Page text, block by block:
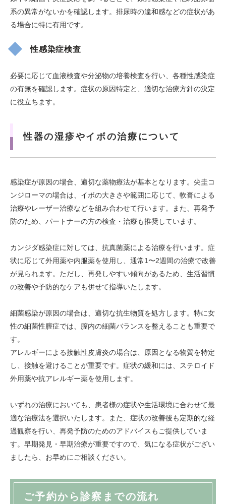
系の異常がないかを確認します。排尿時の違和感などの症状があ
る場合に特に有用です。
性感染症検査
必要に応じて血液検査や分泌物の培養検査を行い、各種性感染症
の有無を確認します。症状の原因特定と、適切な治療方針の決定
に役立ちます。
性器の湿疹やイボの治療について
感染症が原因の場合、適切な薬物療法が基本となります。尖圭コ
ンジローマの場合は、イボの大きさや範囲に応じて、軟膏による
治療やレーザー治療などを組み合わせて行います。また、再発予
防のため、パートナーの方の検査・治療も推奨しています。
カンジダ感染症に対しては、抗真菌薬による治療を行います。症
状に応じて外用薬や内服薬を使用し、通常1〜2週間の治療で改善
が見られます。ただし、再発しやすい傾向があるため、生活習慣
の改善や予防的なケアも併せて指導いたします。
細菌感染が原因の場合は、適切な抗生物質を処方します。特に女
性の細菌性膣症では、膣内の細菌バランスを整えることも重要で
す。
アレルギーによる接触性皮膚炎の場合は、原因となる物質を特定
し、接触を避けることが重要です。症状の緩和には、ステロイド
外用薬や抗アレルギー薬を使用します。
いずれの治療においても、患者様の症状や生活環境に合わせて最
適な治療法を選択いたします。また、症状の改善後も定期的な経
過観察を行い、再発予防のためのアドバイスもご提供していま
す。早期発見・早期治療が重要ですので、気になる症状がござい
ましたら、お早めにご相談ください。
ご予約から診察までの流れ